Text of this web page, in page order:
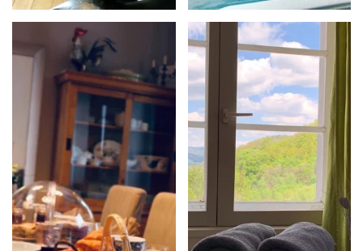
PLUS
Compris dans le
prix de la
chambre, sucré
et salé à base de
produits locaux
Réservez votre
massage.
Disponible et
effectué sur
place dans une